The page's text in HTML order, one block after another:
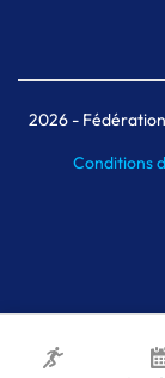
2026- Fédération
Conditions